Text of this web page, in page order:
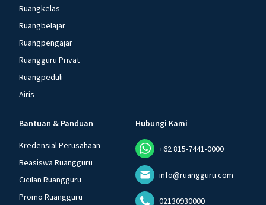
Ruangkelas
Ruangbelajar
Ruangpengajar
Ruangguru Privat
Ruangpeduli
Airis
Bantuan & Panduan
Kredensial Perusahaan
Beasiswa Ruangguru
Cicilan Ruangguru
Promo Ruangguru
Hubungi Kami
+62 815-7441-0000
info@ruangguru.com
02130930000